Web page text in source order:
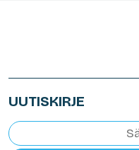
UUTISKIRJE